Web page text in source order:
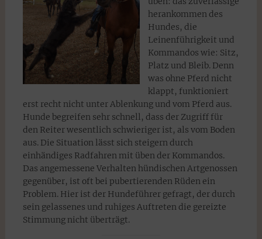
herankommen des
Hundes, die
Leinenführigkeit und
Kommandos wie: Sitz,
Platz und Bleib. Denn
was ohne Pferd nicht
klappt, funktioniert
erst recht nicht unter Ablenkung und vom Pferd aus.
Hunde begreifen sehr schnell, dass der Zugriff für
den Reiter wesentlich schwieriger ist, als vom Boden
aus. Die Situation lässt sich steigern durch
einhändiges Radfahren mit üben der Kommandos.
Das angemessene Verhalten hündischen Artgenossen
gegenüber, ist oft bei pubertierenden Rüden ein
Problem. Hier ist der Hundeführer gefragt, der durch
sein gelassenes und ruhiges Auftreten die gereizte
Stimmung nicht überträgt.